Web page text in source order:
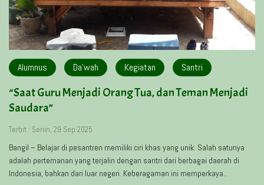
Alumnus Da'wah Kegiatan Santri
“Saat Guru Menjadi Orang Tua, dan Teman Menjadi
Saudara”
Terbit : Senin, 29 Sep 2025
Bangil – Belajar di pesantren memiliki ciri khas yang unik. Salah satunya
adalah pertemanan yang terjalin dengan santri dari berbagai daerah di
Indonesia, bahkan dari luar negeri. Keberagaman ini memperkaya..